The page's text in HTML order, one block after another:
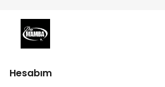
Hesabım